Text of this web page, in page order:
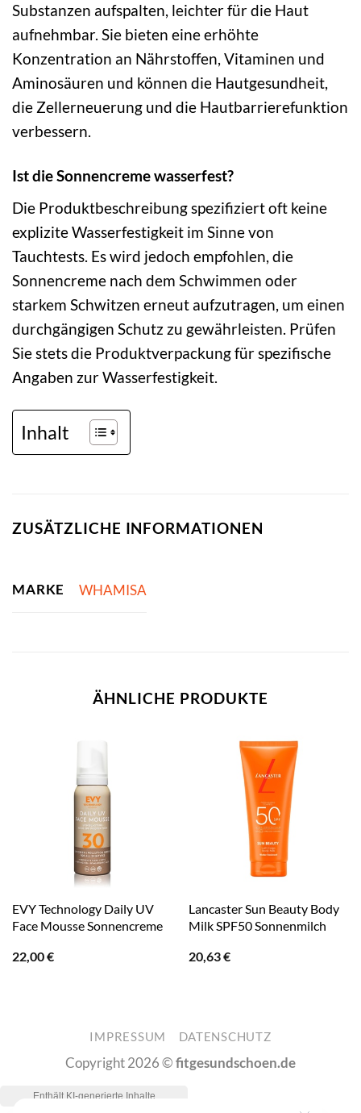
Substanzen aufspalten, leichter für die Haut
aufnehmbar. Sie bieten eine erhöhte
Konzentration an Nährstoffen, Vitaminen und
Aminosäuren und können die Hautgesundheit,
die Zellerneuerung und die Hautbarrierefunktion
verbessern.
Ist die Sonnencreme wasserfest?
Die Produktbeschreibung spezifiziert oft keine
explizite Wasserfestigkeit im Sinne von
Tauchtests. Es wird jedoch empfohlen, die
Sonnencreme nach dem Schwimmen oder
starkem Schwitzen erneut aufzutragen, um einen
durchgängigen Schutz zu gewährleisten. Prüfen
Sie stets die Produktverpackung für spezifische
Angaben zur Wasserfestigkeit.
Inhalt
ZUSÄTZLICHE INFORMATIONEN
MARKE WHAMISA
ÄHNLICHE PRODUKTE
EVY Technology Daily UV
Face Mousse Sonnencreme
22,00€
Lancaster Sun Beauty Body
Milk SPF50 Sonnenmilch
20,63€
IMPRESSUM DATENSCHUTZ
Copyright 2026 ©fitgesundschoen.de